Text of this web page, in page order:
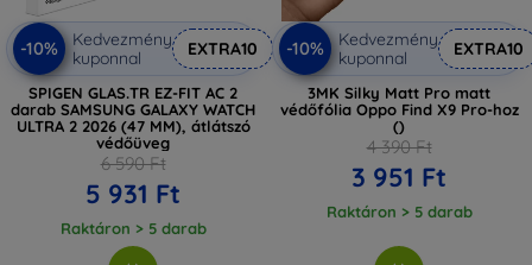
-10%
Kedvezmény
kuponnal
EXTRA10
SPIGEN GLAS.TR EZ-FIT AC 2
darab SAMSUNG GALAXY WATCH
ULTRA 2 2026 (47 MM), átlátszó
védőüveg
6 590 Ft
5 931 Ft
Raktáron > 5 darab
-10%
Kedvezmény
kuponnal
EXTRA10
3MK Silky Matt Pro matt
védőfólia Oppo Find X9 Pro-hoz
()
4 390 Ft
3 951 Ft
Raktáron > 5 darab